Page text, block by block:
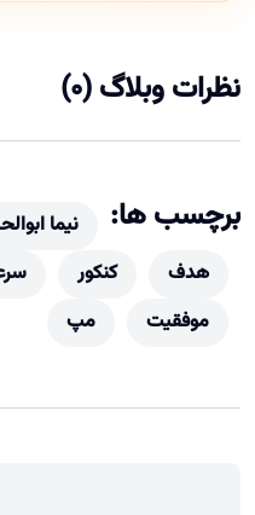
نظرات وبلاگ (0)
برچسب ها: نیما
هدف
کنکور
موفقیت
مپ